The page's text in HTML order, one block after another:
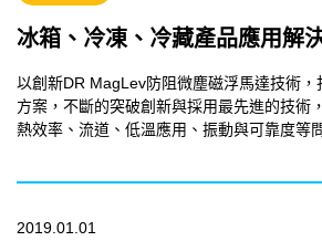
冰箱、冷凍、冷藏產品應用解
以創新DR MagLev防阻微塵磁浮馬達技術
方案，不斷的突破創新與採用最先進的技術
熱效率、流道、低溫應用、振動與可靠度等
2019.01.01